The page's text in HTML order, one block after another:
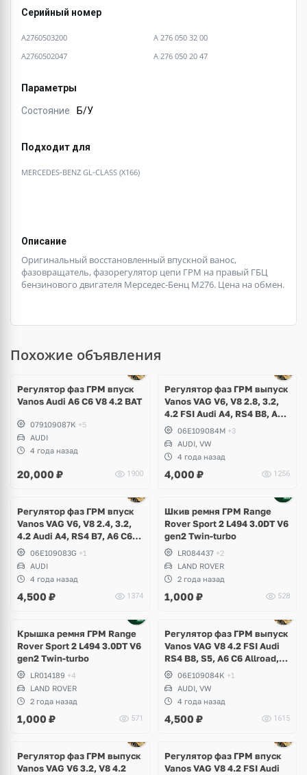
Серийный номер
A2760503200
A 276 050 32 00
A2760502047
A 276 050 20 47
Параметры
Состояние Б/У
Подходит для
MERCEDES-BENZ GL-CLASS (X166)
Описание
Оригинальный восстановленный впускной ванос,
фазовращатель, фазорегулятор цепи ГРМ на правый ГБЦ
бензинового двигателя Мерседес-Бенц М276. Цена на обмен.
Похожие объявления
Регулятор фаз ГРМ впуск
Vanos Audi A6 C6 V8 4.2 BAT
079109087K +5
AUDI
4 года назад
20,000 ₽ 1900
Регулятор фаз ГРМ выпуск
Vanos VAG V6, V8 2.8, 3.2,
4.2 FSI Audi A4, RS4 B8, A5,
RS5, A6 C7, A8 D4, Q5, R8
Spyder, Volkswagen
Touareg NF
06E109084M +3
AUDI, VW
4 года назад
4,000 ₽ 1256
Регулятор фаз ГРМ впуск
Vanos VAG V6, V8 2.4, 3.2,
4.2 Audi A4, RS4 B7, A6 C6
Allroad, A8 D3
06E109083G +1
AUDI
4 года назад
4,500 ₽ 1374
Шкив ремня ГРМ Range
Rover Sport 2 L494 3.0DT V6
gen2 Twin-turbo
LR084437 +2
LAND ROVER
2 года назад
1,000 ₽ 528
Крышка ремня ГРМ Range
Rover Sport 2 L494 3.0DT V6
gen2 Twin-turbo
LR014189 +4
LAND ROVER
2 года назад
1,000 ₽ 571
Регулятор фаз ГРМ выпуск
Vanos VAG V8 4.2 FSI Audi
RS4 B8, S5, A6 C6 Allroad,
A8 D3, Q7, R8 Spyder,
Volkswagen Touareg
06E109084K +1
AUDI, VW
4 года назад
4,500 ₽ 1615
Регулятор фаз ГРМ выпуск
Vanos VAG V6 3.2, V8 4.2
Регулятор фаз ГРМ впуск
Vanos VAG V8 4.2 FSI Audi